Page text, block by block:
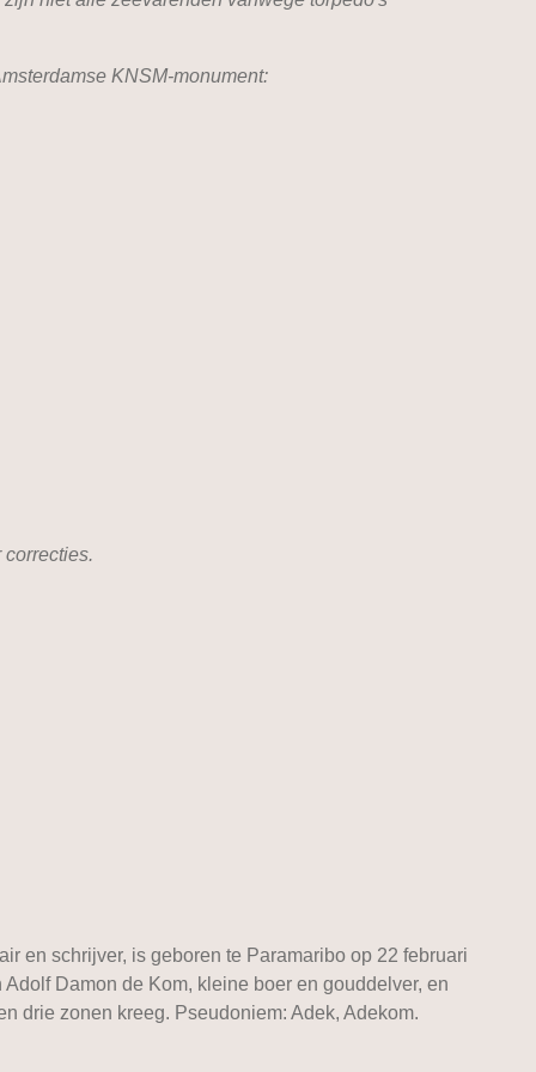
KNSM-monument:
en schrijver, is geboren te Paramaribo op 22 februari
Damon de Kom, kleine boer en gouddelver, en
drie zonen kreeg. Pseudoniem: Adek, Adekom.